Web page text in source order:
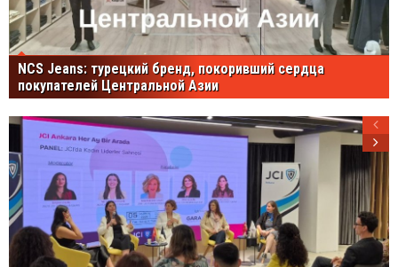
NCS Jeans: турецкий бренд, покоривший сердца
покупателей Центральной Азии